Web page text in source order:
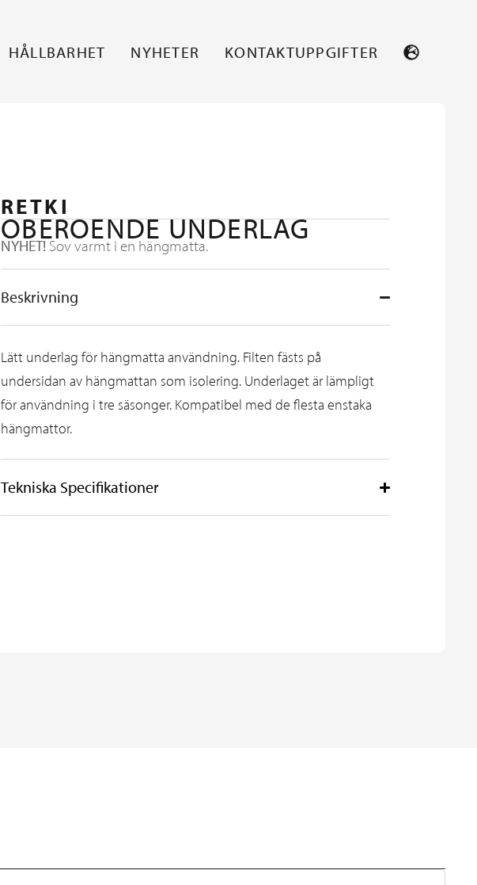
HÅLLBARHET NYHETER KONTAKTUPPGIFTER
RETKI
OBEROENDE UNDERLAG
NYHET! Sov varmt i en hängmatta.
Beskrivning
Lätt underlag för hängmatta användning. Filten fästs på
undersidan av hängmattan som isolering. Underlaget är lämpligt
för användning i tre säsonger. Kompatibel med de flesta enstaka
hängmattor.
Tekniska Specifikationer